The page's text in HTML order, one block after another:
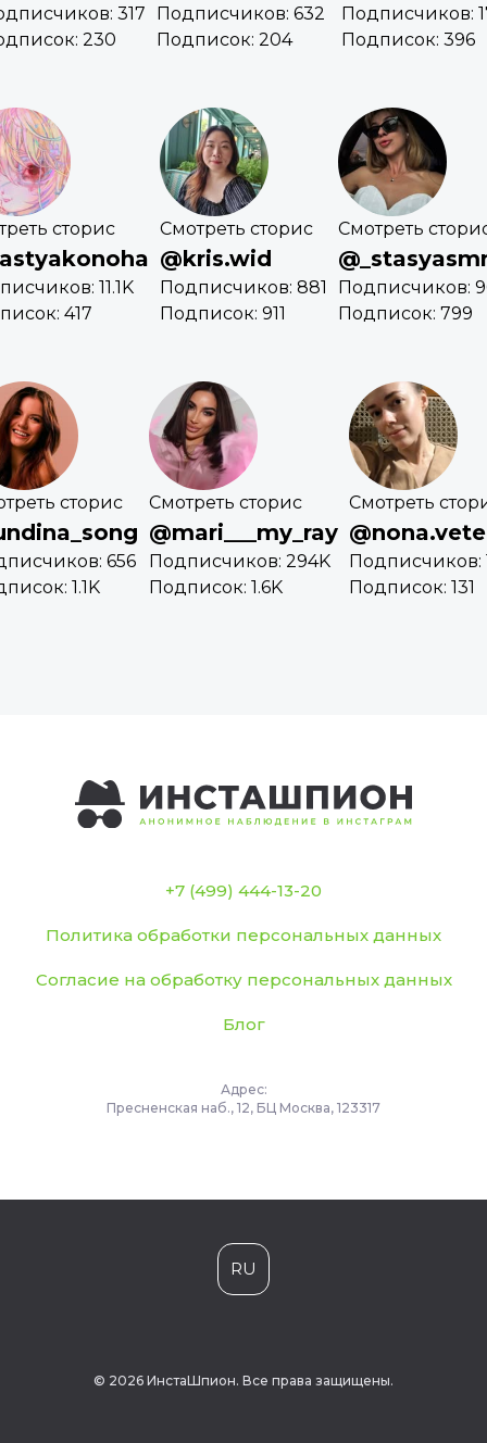
317
230
Подписчиков: 632
Подписок: 204
Подписчиков:
Подписок: 396
сторис
11.1K
417
Смотреть сторис
@kris.wid
Подписчиков: 881
Подписок: 911
Смотреть
Подписчиков:
Подписок: 799
сторис
656
1.1K
Смотреть сторис
@mari___my_ray
Подписчиков: 294K
Подписок: 1.6K
Смотреть
Подписчиков:
Подписок: 131
+7 (499) 444-13-20
Политика обработки персональных данных
Согласие на обработку персональных данных
Блог
Адрес:
Пресненская наб., 12, БЦ Москва, 123317
RU
© 2026 ИнстаШпион. Все права защищены.